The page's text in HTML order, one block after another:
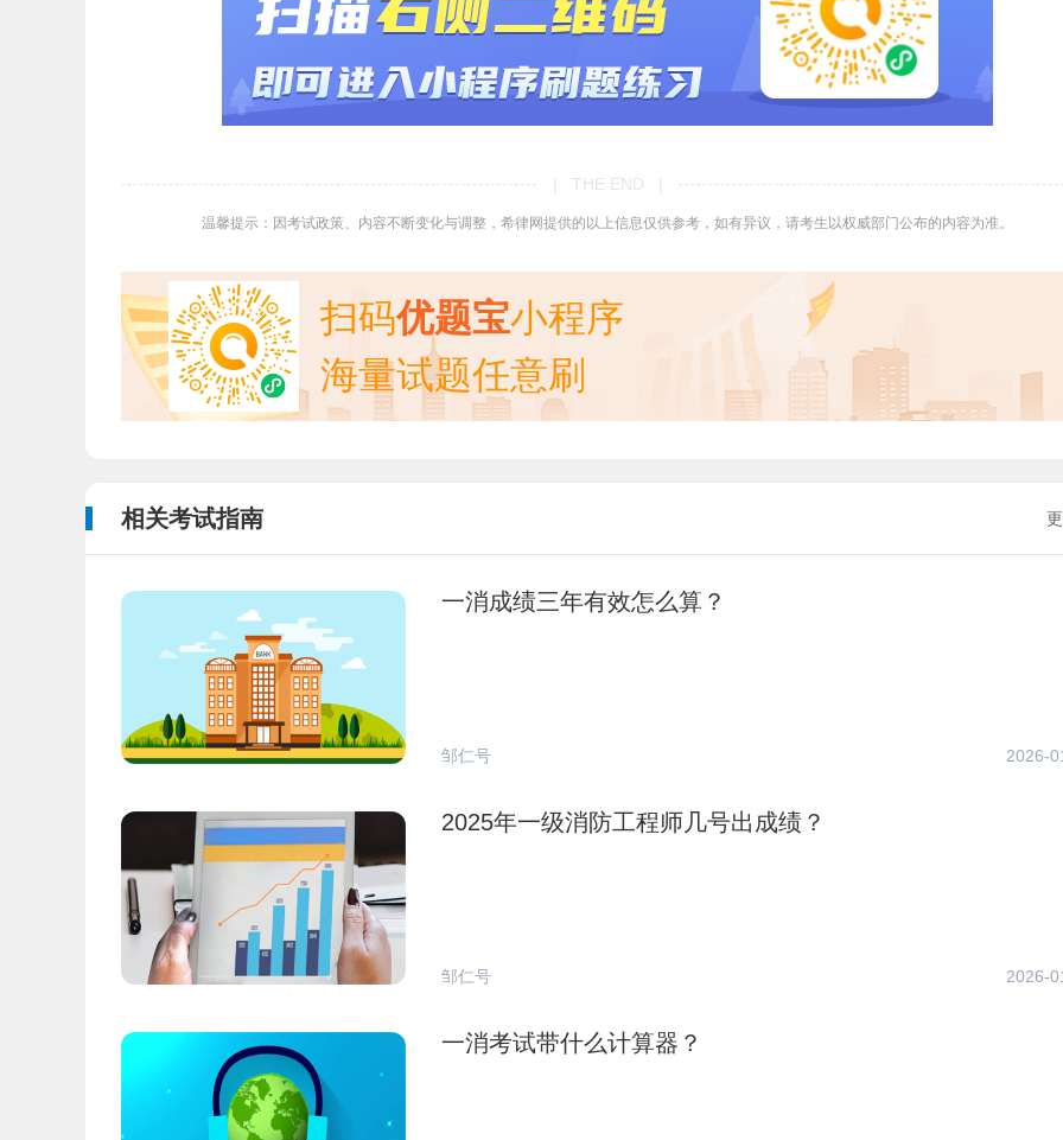
| THE END |
温馨提示：因考试政策、内容不断变化与调整，希律网提供的以上信息仅供参考，如有异议，请考生以权威部门公布的内容为准。
扫码优题宝小程序
海量试题任意刷
相关考试指南
一消成绩三年有效怎么算？
邹仁号 2026-
2025年一级消防工程师几号出成绩？
邹仁号 2026-
一消考试带什么计算器？